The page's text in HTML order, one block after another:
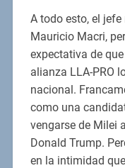
A todo esto, el
Mauricio Macri,
expectativa de
alianza LLA-PRO
nacional.
como una
vengarse de Milei
Donald Trump.
en la intimidad